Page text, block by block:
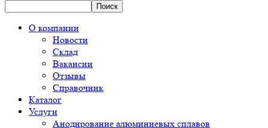
О компании
Новости
Склад
Вакансии
Отзывы
Справочник
Каталог
Услуги
Анодирование алюминиевых сплавов